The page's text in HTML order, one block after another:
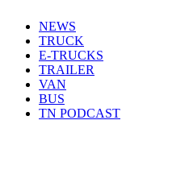
NEWS
TRUCK
E-TRUCKS
TRAILER
VAN
BUS
TN PODCAST